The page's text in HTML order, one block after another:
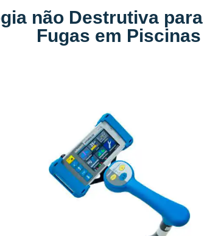
não Destrutiva para
Fugas em Piscinas